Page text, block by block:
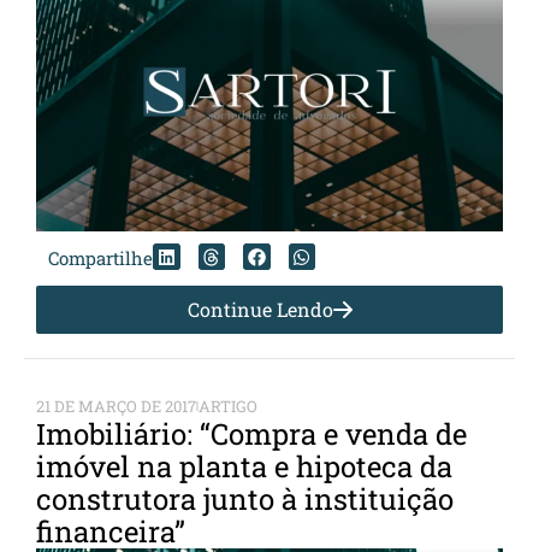
Compartilhe
Continue Lendo
21 DE MARÇO DE 2017ARTIGO
Imobiliário: “Compra e venda de
imóvel na planta e hipoteca da
construtora junto à instituição
financeira”